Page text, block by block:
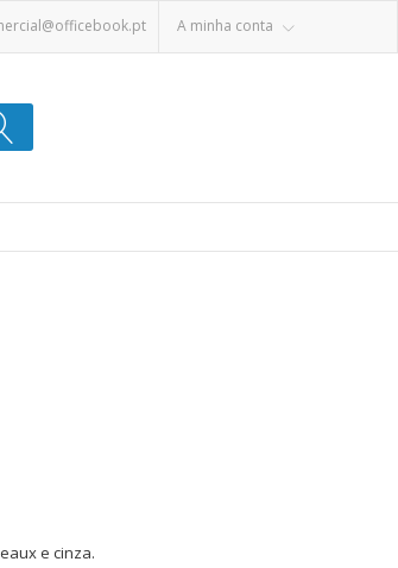
A minha conta
e cinza.